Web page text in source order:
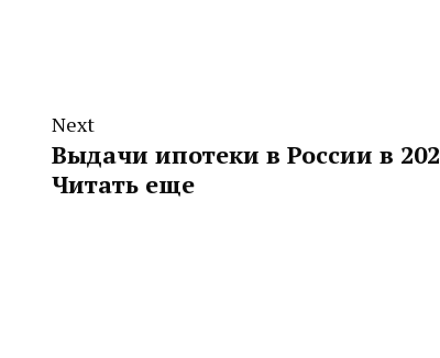
Next
Выдачи ипотеки в России в
Читать еще